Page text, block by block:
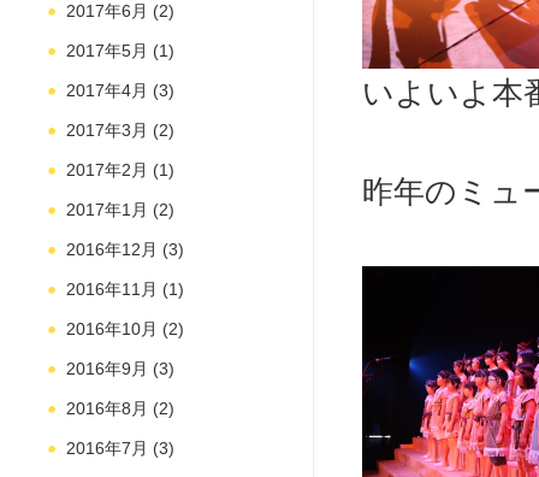
いよいよ本
昨年のミ
2017年6月 (2)
2017年5月 (1)
2017年4月 (3)
2017年3月 (2)
2017年2月 (1)
2017年1月 (2)
2016年12月 (3)
2016年11月 (1)
2016年10月 (2)
2016年9月 (3)
2016年8月 (2)
2016年7月 (3)